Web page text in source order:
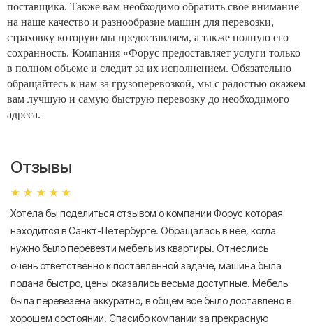
поставщика. Также вам необходимо обратить свое внимание
на наше качество и разнообразие машин для перевозки,
страховку которую мы предоставляем, а также полную его
сохранность. Компания «Форус предоставляет услуги только
в полном объеме и следит за их исполнением. Обязательно
обращайтесь к нам за грузоперевозкой, мы с радостью окажем
вам лучшую и самую быструю перевозку до необходимого
адреса.
Отзывы
Хотела бы поделиться отзывом о компании Форус которая
находится в Санкт-Петербурге. Обращалась в нее, когда
нужно было перевезти мебель из квартиры. Отнеслись
очень ответственно к поставленной задаче, машина была
подана быстро, цены оказались весьма доступные. Мебель
была перевезена аккуратно, в общем все было доставлено в
хорошем состоянии. Спасибо компании за прекрасную